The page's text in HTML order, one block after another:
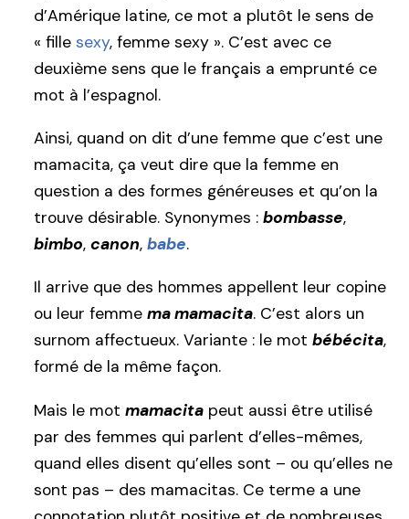
d’Amérique latine, ce mot a plutôt le sens de
« fille sexy, femme sexy ». C’est avec ce
deuxième sens que le français a emprunté ce
mot à l’espagnol.
Ainsi, quand on dit d’une femme que c’est une
mamacita, ça veut dire que la femme en
question a des formes généreuses et qu’on la
trouve désirable. Synonymes : bombasse,
bimbo, canon, babe.
Il arrive que des hommes appellent leur copine
ou leur femme ma mamacita. C’est alors un
surnom affectueux. Variante : le mot bébécita,
formé de la même façon.
Mais le mot mamacita peut aussi être utilisé
par des femmes qui parlent d’elles-mêmes,
quand elles disent qu’elles sont – ou qu’elles ne
sont pas – des mamacitas. Ce terme a une